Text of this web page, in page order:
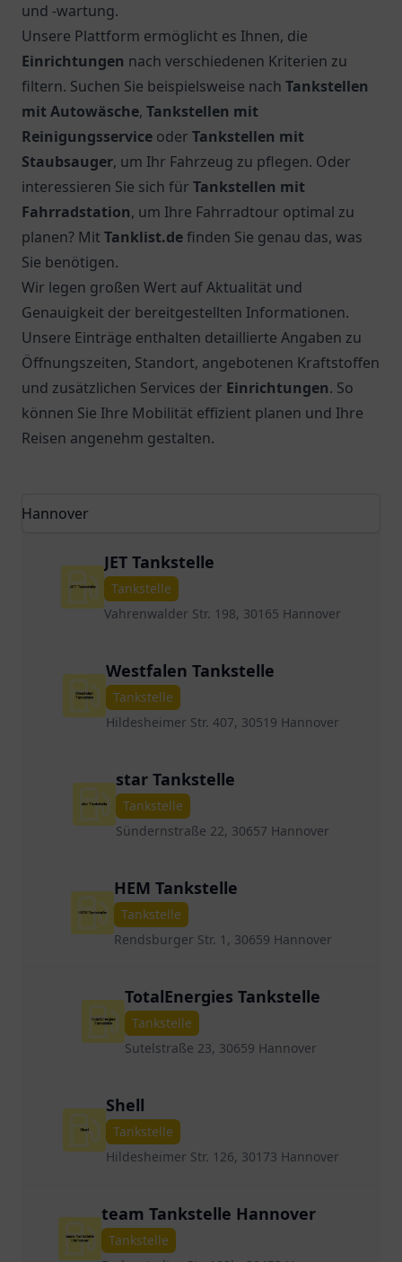
und -wartung.
Unsere Plattform ermöglicht es Ihnen, die
Einrichtungen nach verschiedenen Kriterien zu
filtern. Suchen Sie beispielsweise nach Tankstellen
mit Autowäsche, Tankstellen mit
Reinigungsservice oder Tankstellen mit
Staubsauger, um Ihr Fahrzeug zu pflegen. Oder
interessieren Sie sich für Tankstellen mit
Fahrradstation, um Ihre Fahrradtour optimal zu
planen? Mit Tanklist.definden Sie genau das, was
Sie benötigen.
Wir legen großen Wert auf Aktualität und
Genauigkeit der bereitgestellten Informationen.
Unsere Einträge enthalten detaillierte Angaben zu
Öffnungszeiten, Standort, angebotenen Kraftstoffen
und zusätzlichen Services der Einrichtungen. So
können Sie Ihre Mobilität effizient planen und Ihre
Reisen angenehm gestalten.
JET Tankstelle
Tankstelle
Vahrenwalder Str. 198, 30165 Hannover
Westfalen Tankstelle
Tankstelle
Hildesheimer Str. 407, 30519 Hannover
star Tankstelle
Tankstelle
Sündernstraße 22, 30657 Hannover
HEM Tankstelle
Tankstelle
Rendsburger Str. 1, 30659 Hannover
TotalEnergies Tankstelle
Tankstelle
Sutelstraße 23, 30659 Hannover
Shell
Tankstelle
Hildesheimer Str. 126, 30173 Hannover
team Tankstelle Hannover
Tankstelle